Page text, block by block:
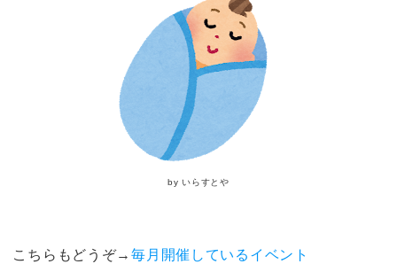
by いらすとや
こちらもどうぞ→毎月開催しているイベント